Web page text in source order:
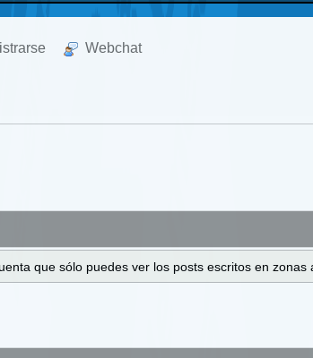
Webchat
que sólo puedes ver los posts escritos en zonas